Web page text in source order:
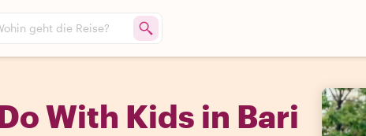
geht die Reise?
With Kids in Bari